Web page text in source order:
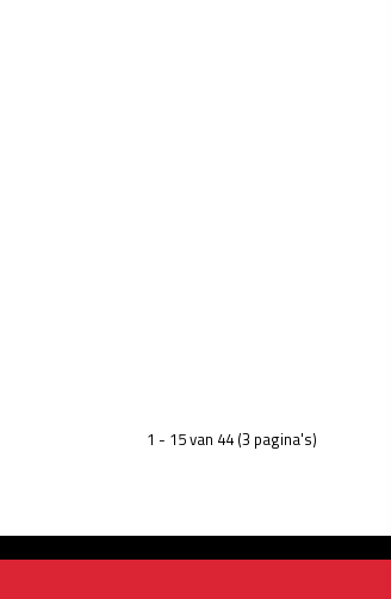
1 - 15 van 44 (3 pagina's)